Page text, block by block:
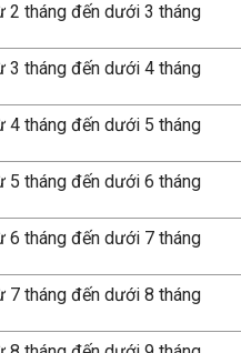
2 tháng đến dưới 3 tháng
3 tháng đến dưới 4 tháng
4 tháng đến dưới 5 tháng
5 tháng đến dưới 6 tháng
6 tháng đến dưới 7 tháng
7 tháng đến dưới 8 tháng